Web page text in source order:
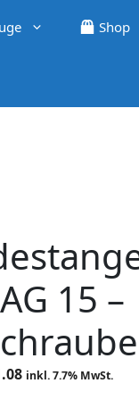
Shop
15 –
Aktueller
inkl. 7.7% MwSt.